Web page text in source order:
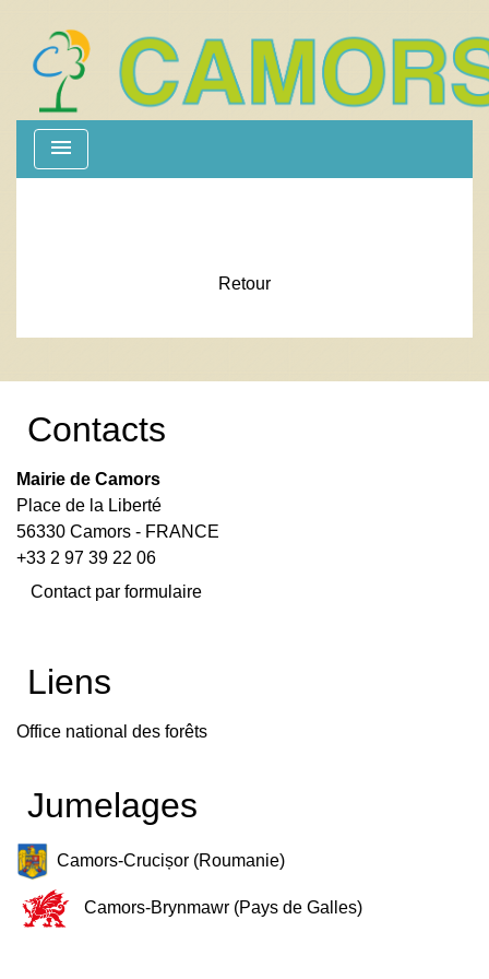
menu
Retour
Contacts
Mairie de Camors
Place de la Liberté
56330 Camors - FRANCE
+33 2 97 39 22 06
Contact par formulaire
Liens
Office national des forêts
Jumelages
Camors-Crucișor (Roumanie)
Camors-Brynmawr (Pays de Galles)